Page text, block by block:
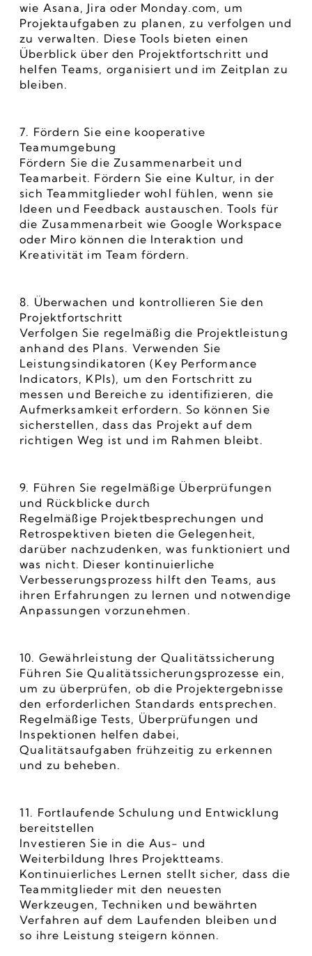
wie Asana, Jira oder Monday.com, um
Projektaufgaben zu planen, zu verfolgen und
zu verwalten. Diese Tools bieten einen
Überblick über den Projektfortschritt und
helfen Teams, organisiert und im Zeitplan zu
bleiben.
7. Fördern Sie eine kooperative
Teamumgebung
Fördern Sie die Zusammenarbeit und
Teamarbeit. Fördern Sie eine Kultur, in der
sich Teammitglieder wohl fühlen, wenn sie
Ideen und Feedback austauschen. Tools für
die Zusammenarbeit wie Google Workspace
oder Miro können die Interaktion und
Kreativität im Team fördern.
8. Überwachen und kontrollieren Sie den
Projektfortschritt
Verfolgen Sie regelmäßig die Projektleistung
anhand des Plans. Verwenden Sie
Leistungsindikatoren (Key Performance
Indicators, KPIs), um den Fortschritt zu
messen und Bereiche zu identifizieren, die
Aufmerksamkeit erfordern. So können Sie
sicherstellen, dass das Projekt auf dem
richtigen Weg ist und im Rahmen bleibt.
9. Führen Sie regelmäßige Überprüfungen
und Rückblicke durch
Regelmäßige Projektbesprechungen und
Retrospektiven bieten die Gelegenheit,
darüber nachzudenken, was funktioniert und
was nicht. Dieser kontinuierliche
Verbesserungsprozess hilft den Teams, aus
ihren Erfahrungen zu lernen und notwendige
Anpassungen vorzunehmen.
10. Gewährleistung der Qualitätssicherung
Führen Sie Qualitätssicherungsprozesse ein,
um zu überprüfen, ob die Projektergebnisse
den erforderlichen Standards entsprechen.
Regelmäßige Tests, Überprüfungen und
Inspektionen helfen dabei,
Qualitätsaufgaben frühzeitig zu erkennen
und zu beheben.
11. Fortlaufende Schulung und Entwicklung
bereitstellen
Investieren Sie in die Aus- und
Weiterbildung Ihres Projektteams.
Kontinuierliches Lernen stellt sicher, dass die
Teammitglieder mit den neuesten
Werkzeugen, Techniken und bewährten
Verfahren auf dem Laufenden bleiben und
so ihre Leistung steigern können.